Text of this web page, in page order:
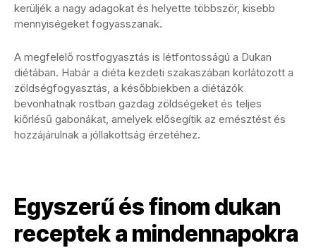
kerüljék a nagy adagokat és helyette többször, kisebb
mennyiségeket fogyasszanak.
A megfelelő rostfogyasztás is létfontosságú a Dukan
diétában. Habár a diéta kezdeti szakaszában korlátozott a
zöldségfogyasztás, a későbbiekben a diétázók
bevonhatnak rostban gazdag zöldségeket és teljes
kiőrlésű gabonákat, amelyek elősegítik az emésztést és
hozzájárulnak a jóllakottság érzetéhez.
Egyszerű és finom dukan
receptek a mindennapokra